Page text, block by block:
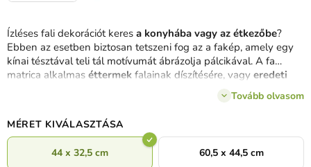
Ízléses fali dekorációt keres a konyhába vagy az étkezőbe?
Ebben az esetben biztosan tetszeni fog az a fakép, amely egy
kínai tésztával teli tál motívumát ábrázolja pálcikával. A fa
matrica alkalmas éttermek falainak díszítésére, vagy eredeti
Tovább olvasom
MÉRET KIVÁLASZTÁSA
44 x 32,5 cm 60,5 x 44,5 cm